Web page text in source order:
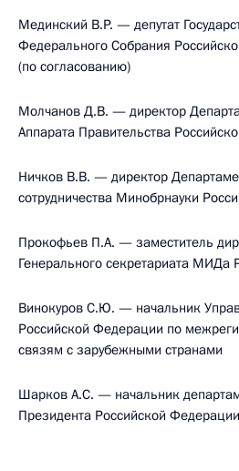
Мединский В.Р. — депутат
Федерального Собрания
(по согласованию)
Молчанов Д.В. — директор
Аппарата Правительства
Ничков В.В. — директор
сотрудничества Минобрнауки
Прокофьев П.А. — заместитель
Генерального секретариата МИДа
Винокуров С.Ю. — начальник
Российской Федерации по
связям с зарубежными странами
Шарков А.С. — начальник
Президента Российской Федерации